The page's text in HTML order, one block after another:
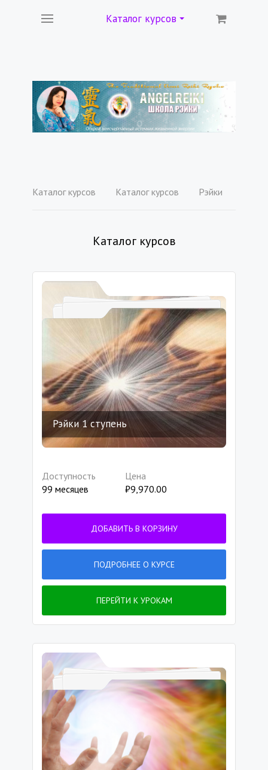
Каталог курсов
Каталог курсов Каталог курсов Рэйки
Каталог курсов
Рэйки 1 ступень
Доступность
99 месяцев
Цена
₽9,970.00
ДОБАВИТЬ В КОРЗИНУ
ПОДРОБНЕЕ О КУРСЕ
ПЕРЕЙТИ К УРОКАМ